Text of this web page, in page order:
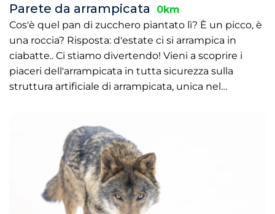
Parete da arrampicata
0km
Cos'è quel pan di zucchero piantato lì? È un picco, è
una roccia? Risposta: d'estate ci si arrampica in
ciabatte.. Ci stiamo divertendo! Vieni a scoprire i
piaceri dell'arrampicata in tutta sicurezza sulla
struttura artificiale di arrampicata, unica nel…